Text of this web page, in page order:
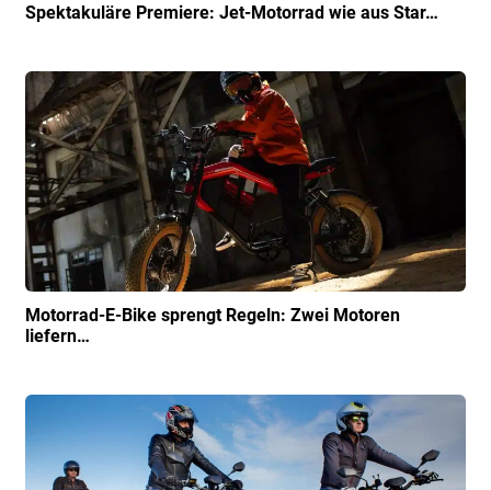
Spektakuläre Premiere: Jet-Motorrad wie aus Star…
Motorrad-E-Bike sprengt Regeln: Zwei Motoren
liefern…